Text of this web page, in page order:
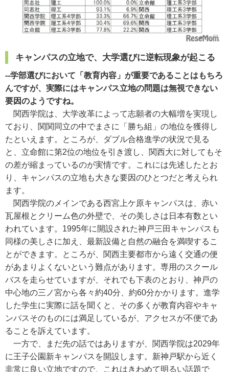
キャンパスの立地で、大学選びに逆転現象が起こる
--学部選びにおいて「教育内容」が重要であることはもちろ
んですが、実際にはキャンパス立地の問題は無視できない
要因のようですね。
関西学院は、大学改革によって志願者の大幅増を実現し
ており、関関同立の中でまさに「勝ち組」の地位を獲得し
たといえます。ところが、ダブル合格進学の状況で見る
と、立命館に第2位の地位を引き渡し、関西大に対してもそ
の差が縮まっているのが実情です。これには先述したとお
り、キャンパスの立地も大きな要因のひとつだと考えられ
ます。
関西学院のメインである西宮上ケ原キャンパスは、赤い
瓦屋根とクリーム色の外壁で、その美しさは日本有数とい
われています。1995年に開設された神戸三田キャンパスも
同様の美しさに加え、最新設備と自然の融合を満喫するこ
とができます。ところが、関西主要都市から遠く交通の便
があまりよくないという難点があります。専用のスクール
バスを走らせていますが、それでも下表のとおり、神戸の
中心地の三ノ宮から各々約40分、約60分かかります。進学
した学生に実際に話を聞くと、その多くが教育内容やキャ
ンパスそのものには満足しているが、アクセスが不便であ
ることを訴えています。
一方で、まだ先の話ではありますが、関西学院は2029年
に王子公園新キャンパスを開設します。新神戸駅から近く
非常に良い立地ですので、これはきわめて明るい話題で